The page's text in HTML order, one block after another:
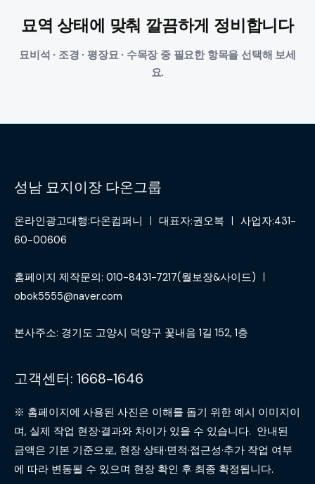
묘역 상태에 맞춰 깔끔하게 정비합니다
묘비석 · 조경 · 평장묘 · 수목장 중 필요한 항목을 선택해 보세
요.
성남 묘지이장 다온그룹
온라인광고대행:다온컴퍼니 ㅣ 대표자:권오복 ㅣ 사업자:431-
60-00606
홈페이지 제작문의: 010-8431-7217(월보장&사이드) ㅣ
obok5555@naver.com
본사주소: 경기도 고양시 덕양구 꽃내음 1길 152, 1층
고객센터: 1668-1646
※ 홈페이지에 사용된 사진은 이해를 돕기 위한 예시 이미지이
며, 실제 작업 현장·결과와 차이가 있을 수 있습니다. 안내된
금액은 기본 기준으로, 현장 상태·면적·접근성·추가 작업 여부
에 따라 변동될 수 있으며 현장 확인 후 최종 확정됩니다.